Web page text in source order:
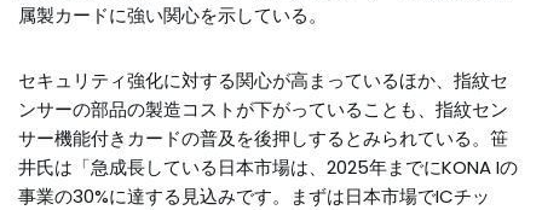
属製カードに強い関心を示している。
セキュリティ強化に対する関心が高まっているほか、指紋セ
ンサーの部品の製造コストが下がっていることも、指紋セン
サー機能付きカードの普及を後押しするとみられている。笹
井氏は「急成長している日本市場は、2025年までにKONA Iの
事業の30%に達する見込みです。まずは日本市場でICチッ